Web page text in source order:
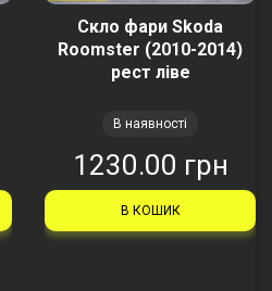
Скло фари Skoda
Roomster (2010-2014)
рест ліве
В наявності
1230.00 грн
В КОШИК